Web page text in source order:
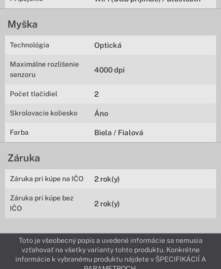
Myška
Technológia Optická
Maximálne rozlíšenie
senzoru
4000 dpi
Počet tlačidiel 2
Skrolovacie koliesko Áno
Farba Biela / Fialová
Záruka
Záruka pri kúpe na IČO 2 rok(y)
Záruka pri kúpe bez
IČO
2 rok(y)
Toto je všeobecný popis a uvedené informácie sa nemusia
vzťahovať na všetky varianty tohto produktu. Konkrétne
informácie k vybranému produktu nájdete v ŠPECIFIKÁCIÍ A